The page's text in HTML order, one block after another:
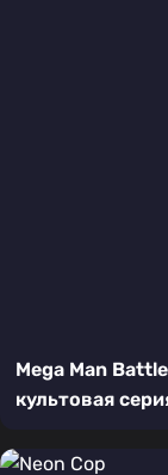
Mega Man
культовая